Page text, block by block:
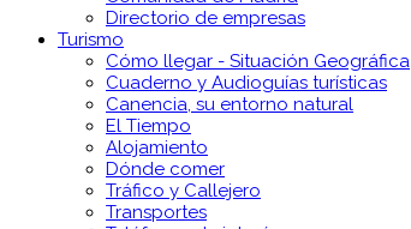
Directorio de empresas
Turismo
Cómo llegar - Situación Geográfica
Cuaderno y Audioguías turísticas
Canencia, su entorno natural
El Tiempo
Alojamiento
Dónde comer
Tráfico y Callejero
Transportes